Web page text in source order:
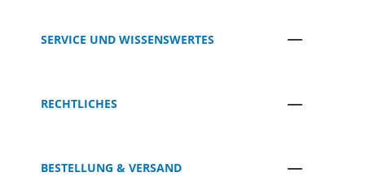
SERVICE UND WISSENSWERTES
RECHTLICHES
BESTELLUNG & VERSAND